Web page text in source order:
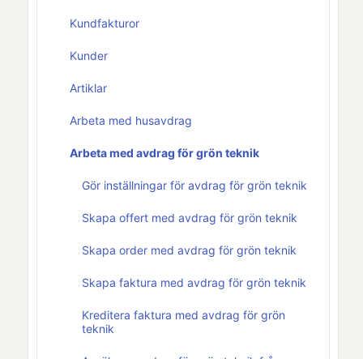
Kundfakturor
Kunder
Artiklar
Arbeta med husavdrag
Arbeta med avdrag för grön teknik
Gör inställningar för avdrag för grön teknik
Skapa offert med avdrag för grön teknik
Skapa order med avdrag för grön teknik
Skapa faktura med avdrag för grön teknik
Kreditera faktura med avdrag för grön
teknik